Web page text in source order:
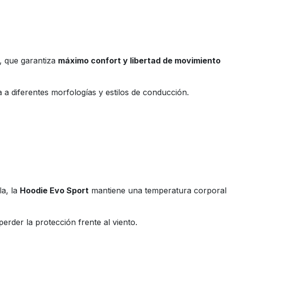
, que garantiza máximo confort y libertad de movimiento
diferentes morfologías y estilos de conducción.
la Hoodie Evo Sport mantiene una temperatura corporal
la protección frente al viento.